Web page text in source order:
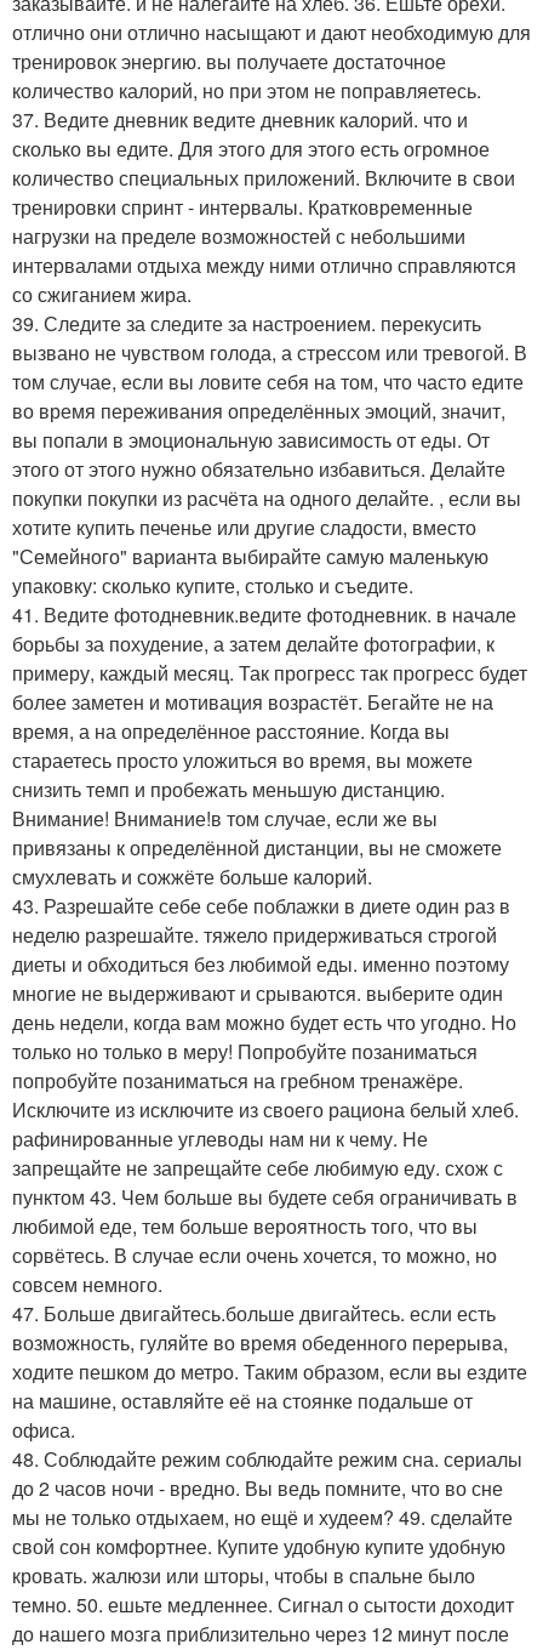
отлично они отлично насыщают и дают необходимую для
тренировок энергию. вы получаете достаточное
количество калорий, но при этом не поправляетесь.
37. Ведите дневник ведите дневник калорий. что и
сколько вы едите. Для этого для этого есть огромное
количество специальных приложений. Включите в свои
тренировки спринт - интервалы. Кратковременные
нагрузки на пределе возможностей с небольшими
интервалами отдыха между ними отлично справляются
со сжиганием жира.
39. Следите за следите за настроением. перекусить
вызвано не чувством голода, а стрессом или тревогой. В
том случае, если вы ловите себя на том, что часто едите
во время переживания определённых эмоций, значит,
вы попали в эмоциональную зависимость от еды. От
этого от этого нужно обязательно избавиться. Делайте
покупки покупки из расчёта на одного делайте. , если вы
хотите купить печенье или другие сладости, вместо
"Семейного" варианта выбирайте самую маленькую
упаковку: сколько купите, столько и съедите.
41. Ведите фотодневник.ведите фотодневник. в начале
борьбы за похудение, а затем делайте фотографии, к
примеру, каждый месяц. Так прогресс так прогресс будет
более заметен и мотивация возрастёт. Бегайте не на
время, а на определённое расстояние. Когда вы
стараетесь просто уложиться во время, вы можете
снизить темп и пробежать меньшую дистанцию.
Внимание! Внимание!в том случае, если же вы
привязаны к определённой дистанции, вы не сможете
смухлевать и сожжёте больше калорий.
43. Разрешайте себе себе поблажки в диете один раз в
неделю разрешайте. тяжело придерживаться строгой
диеты и обходиться без любимой еды. именно поэтому
многие не выдерживают и срываются. выберите один
день недели, когда вам можно будет есть что угодно. Но
только но только в меру! Попробуйте позаниматься
попробуйте позаниматься на гребном тренажёре.
Исключите из исключите из своего рациона белый хлеб.
рафинированные углеводы нам ни к чему. Не
запрещайте не запрещайте себе любимую еду. схож с
пунктом 43. Чем больше вы будете себя ограничивать в
любимой еде, тем больше вероятность того, что вы
сорвётесь. В случае если очень хочется, то можно, но
совсем немного.
47. Больше двигайтесь.больше двигайтесь. если есть
возможность, гуляйте во время обеденного перерыва,
ходите пешком до метро. Таким образом, если вы ездите
на машине, оставляйте её на стоянке подальше от
офиса.
48. Соблюдайте режим соблюдайте режим сна. сериалы
до 2 часов ночи - вредно. Вы ведь помните, что во сне
мы не только отдыхаем, но ещё и худеем? 49. сделайте
свой сон комфортнее. Купите удобную купите удобную
кровать. жалюзи или шторы, чтобы в спальне было
темно. 50. ешьте медленнее. Сигнал о сытости доходит
до нашего мозга приблизительно через 12 минут после